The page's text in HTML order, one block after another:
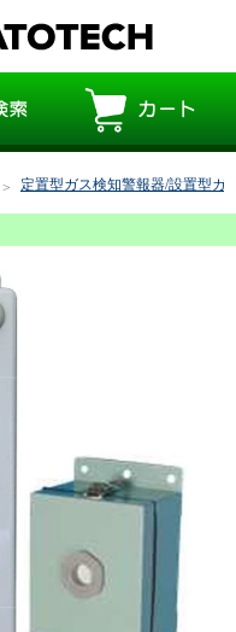
定置型ガス検知警報器/設置型ガ